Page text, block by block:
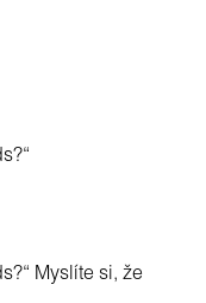
Myslíte si, že